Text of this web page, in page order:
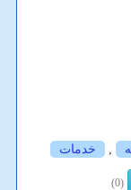
, خدمات
(0)